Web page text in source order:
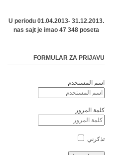
U periodu 01.04.2013- 31.12.2013.
nas sajt je imao 47 348 poseta
FORMULAR ZA PRIJAVU
اسم المستخدم
كلمة المرور
تذكرني